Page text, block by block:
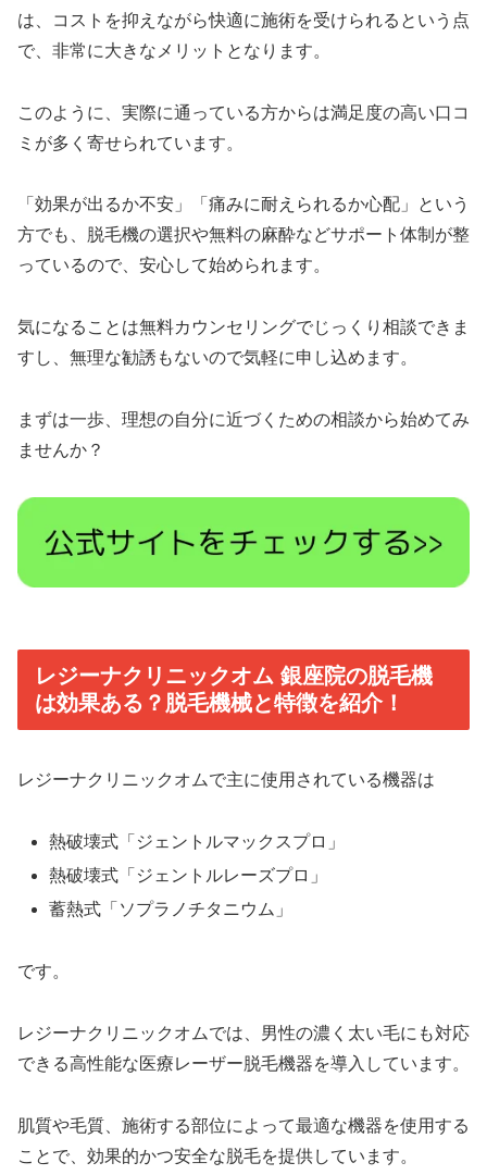
は、コストを抑えながら快適に施術を受けられるという点
で、非常に大きなメリットとなります。
このように、実際に通っている方からは満足度の高い口コ
ミが多く寄せられています。
「効果が出るか不安」「痛みに耐えられるか心配」という
方でも、脱毛機の選択や無料の麻酔などサポート体制が整
っているので、安心して始められます。
気になることは無料カウンセリングでじっくり相談できま
すし、無理な勧誘もないので気軽に申し込めます。
まずは一歩、理想の自分に近づくための相談から始めてみ
ませんか？
レジーナクリニックオム 銀座院の脱毛機
は効果ある？脱毛機械と特徴を紹介！
レジーナクリニックオムで主に使用されている機器は
熱破壊式「ジェントルマックスプロ」
熱破壊式「ジェントルレーズプロ」
蓄熱式「ソプラノチタニウム」
です。
レジーナクリニックオムでは、男性の濃く太い毛にも対応
できる高性能な医療レーザー脱毛機器を導入しています。
肌質や毛質、施術する部位によって最適な機器を使用する
ことで、効果的かつ安全な脱毛を提供しています。